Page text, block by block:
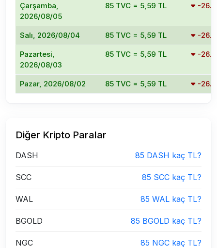
Çarşamba,
2026/08/05
85 TVC = 5,59 TL -
Salı, 2026/08/04 85 TVC = 5,59 TL -
Pazartesi,
2026/08/03
85 TVC = 5,59 TL -
Pazar, 2026/08/02 85 TVC = 5,59 TL -
Diğer Kripto Paralar
DASH 85 DASH kaç TL?
SCC 85 SCC kaç TL?
WAL 85 WAL kaç TL?
BGOLD 85 BGOLD kaç TL?
NGC 85 NGC kaç TL?